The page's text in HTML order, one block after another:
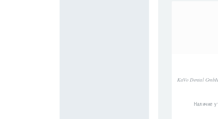
KaVo Dental
Наличие